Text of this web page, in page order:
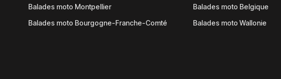
Balades moto Montpellier
Balades moto Bourgogne-Franche-Comté
Balades moto Belgique
Balades moto Wallonie